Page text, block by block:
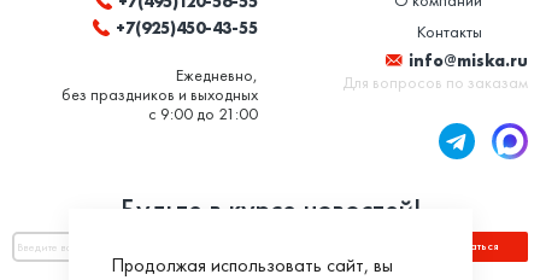
+7(925)450-43-55
Ежедневно,
без праздников и выходных
с 9:00 до 21:00
Контакты
info@miska.ru
Для вопросов по заказам
Будьте в курсе новостей!
Подписаться
Продолжая использовать сайт, вы